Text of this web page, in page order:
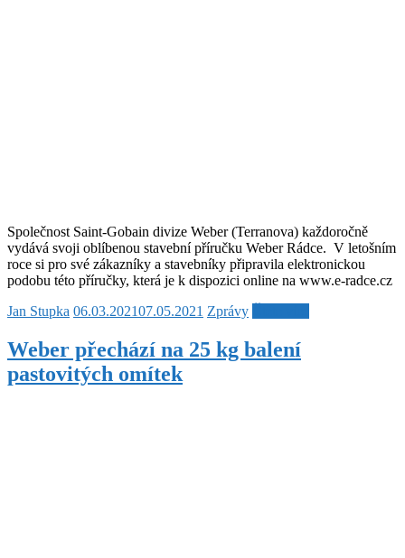
Společnost Saint-Gobain divize Weber (Terranova) každoročně
vydává svoji oblíbenou stavební příručku Weber Rádce. V letošním
roce si pro své zákazníky a stavebníky připravila elektronickou
podobu této příručky, která je k dispozici online na www.e-radce.cz
Jan Stupka 06.03.202107.05.2021 Zprávy
Weber přechází na 25 kg balení
pastovitých omítek